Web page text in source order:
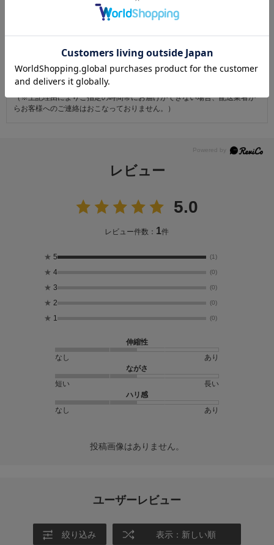
・商品到着後31日以上経過した商品
・時間帯指定は配送業者のサービスであり、確実なお届けをお約束できる
ものではございません。あらかじめご了承ください。
・天災・事故などによる交通渋滞や物量増加、異常気象やその他諸事情に
より、指定時間帯にお届けができない場合がございます。
（※上記理由によりご指定の時間帯にお届けができない場合、配送業者か
らお客様へのご連絡はおこなっておりません。）
レビュー
5.0
レビュー件数： 1件
★ 5 (1)
★ 4 (0)
★ 3 (0)
★ 2 (0)
★ 1 (0)
伸縮性
なし
あり
ながさ
短い
長い
ハリ感
なし
あり
投稿画像はありません。
ユーザーレビュー
絞り込み 表示：新しい順